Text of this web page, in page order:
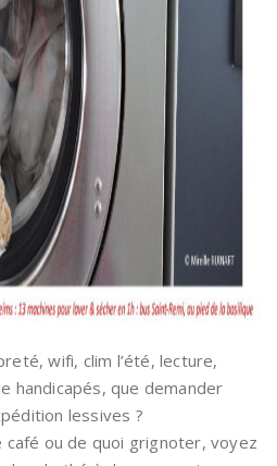
wifi, clim l’été, lecture,
handicapés, que demander
lessives ?
café ou de quoi grignoter, voyez